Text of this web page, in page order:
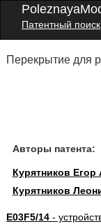
Патентный поиск
Перекрытие для
Авторы патента:
Курятников Егор
Курятников
E03F5/14-